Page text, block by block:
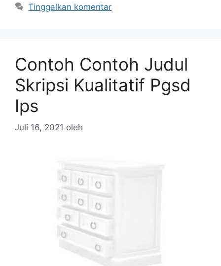
Tinggalkan komentar
Contoh Contoh Judul
Skripsi Kualitatif Pgsd
Ips
Juli 16, 2021 oleh